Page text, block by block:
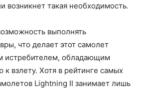
возникнет такая необходимость.
выполнять
что делает этот самолет
истребителем, обладающим
к взлету. Хотя в рейтинге самых
Lightning II занимает лишь